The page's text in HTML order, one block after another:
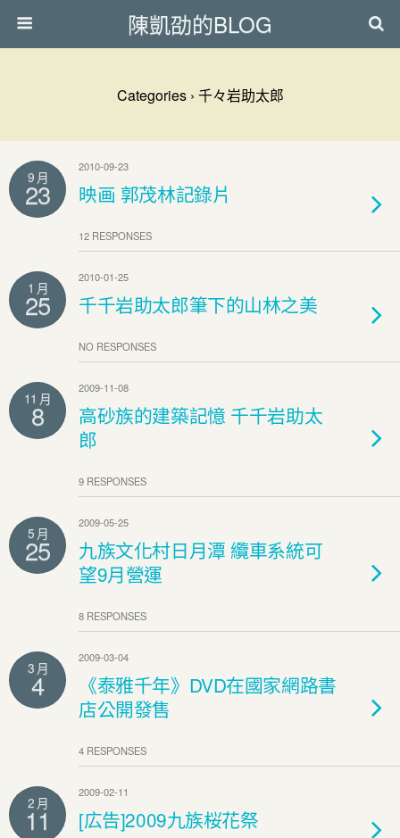
陳凱劭的BLOG
Categories › 千々岩助太郎
9 月
23
2010-09-23
映画 郭茂林記錄片
12 RESPONSES
1 月
25
2010-01-25
千千岩助太郎筆下的山林之美
NO RESPONSES
11 月
8
2009-11-08
高砂族的建築記憶 千千岩助太
郎
9 RESPONSES
5 月
25
2009-05-25
九族文化村日月潭 纜車系統可
望9月營運
8 RESPONSES
3 月
4
2009-03-04
《泰雅千年》DVD在國家網路書
店公開發售
4 RESPONSES
2 月
11
2009-02-11
[広告]2009九族桜花祭